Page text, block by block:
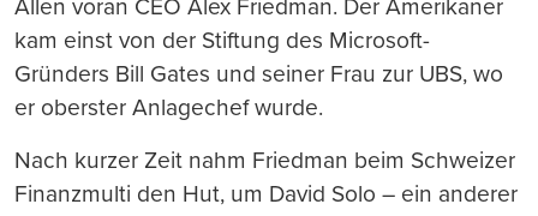
Allen voran CEO Alex Friedman. Der Amerikaner
kam einst von der Stiftung des Microsoft-
Gründers Bill Gates und seiner Frau zur UBS, wo
er oberster Anlagechef wurde.
Nach kurzer Zeit nahm Friedman beim Schweizer
Finanzmulti den Hut, um David Solo – ein anderer